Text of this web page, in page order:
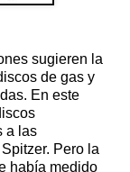
sugieren la
de gas y
En este
a las
Pero la
había medido